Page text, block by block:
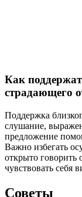
Как
страдающего
Поддержка
слушание,
предложение
Важно избегать
открыто говорить
чувствовать себя
Советы